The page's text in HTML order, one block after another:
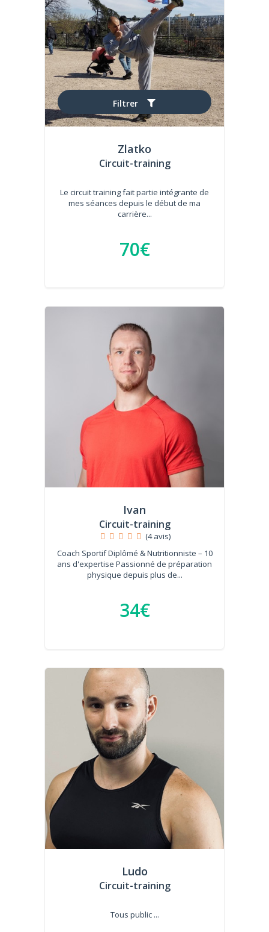
Filtrer
Zlatko
Circuit-training
Le circuit training fait partie intégrante de
mes séances depuis le début de ma
carrière...
70€
Ivan
Circuit-training
(4 avis)
Coach Sportif Diplômé & Nutritionniste – 10
ans d'expertise Passionné de préparation
physique depuis plus de...
34€
Ludo
Circuit-training
Tous public ...